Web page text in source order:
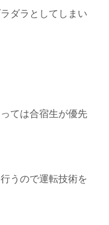
ダラとしてしまい
ては合宿生が優先
うので運転技術を